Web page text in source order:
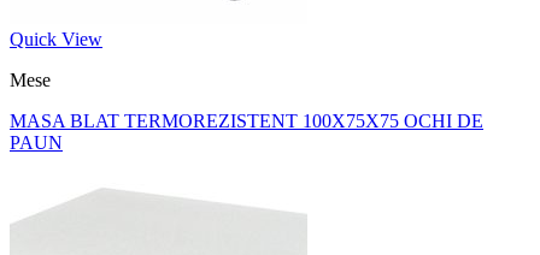
Quick View
Mese
MASA BLAT TERMOREZISTENT 100X75X75 OCHI DE
PAUN